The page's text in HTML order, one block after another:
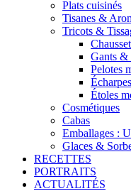
Plats cuisinés
Tisanes &
Tricots &
Gants &
Pelotes
Étoles
Cosmétiques
Cabas
Emballages :
Glaces &
RECETTES
PORTRAITS
ACTUALITÉS